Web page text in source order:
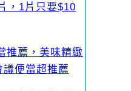
，1片只要$10
推薦，美味精緻
便當超推薦